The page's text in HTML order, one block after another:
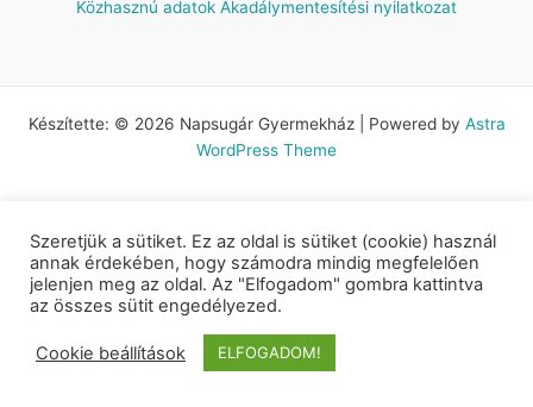
Közhasznú adatok Akadálymentesítési nyilatkozat
Készítette: © 2026 Napsugár Gyermekház | Powered by Astra
WordPress Theme
Szeretjük a sütiket. Ez az oldal is sütiket (cookie) használ
annak érdekében, hogy számodra mindig megfelelően
jelenjen meg az oldal. Az "Elfogadom" gombra kattintva
az összes sütit engedélyezed.
Cookie beállítások ELFOGADOM!